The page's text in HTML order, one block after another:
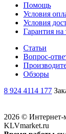
Помощь
Условия
Условия
Гарантия на
Статьи
Вопрос-
Обзоры
8 924 4114 177
2026 © Интернет-
KLVmarket.ru